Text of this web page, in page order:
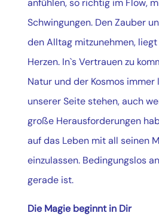
Schwingungen. Den Zauber
den Alltag mitzunehmen,
Herzen. In`s Vertrauen zu
Natur und der Kosmos immer
unserer Seite stehen, auch
große Herausforderungen
auf das Leben mit all seinen
einzulassen. Bedingungslos
gerade ist.
Die Magie beginnt in Dir